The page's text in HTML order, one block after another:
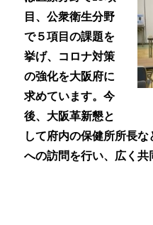
目、公衆衛生分野
で５項目の課題を
挙げ、コロナ対策
の強化を大阪府に
求めています。今
後、大阪革新懇と
して府内の保健所所長
への訪問を行い、広く共